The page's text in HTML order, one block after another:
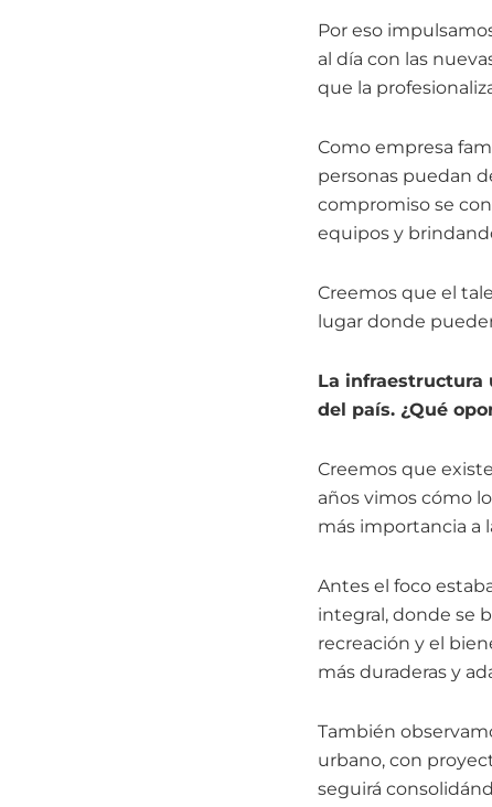
Por eso
al día con las
que la
Como empresa
personas puedan
compromiso se
equipos y
Creemos que el
lugar donde
La infraestructura
del país. ¿Qué
Creemos que
años vimos cómo
más importancia a
Antes el foco
integral, donde se
recreación y el
más duraderas y
También
urbano, con
seguirá